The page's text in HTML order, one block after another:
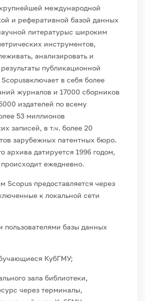
международной
и реферативной базой данных
литературыс широким
инструментов,
анализировать и
публикационной
в себя более
журналов и 17000 сборников
издателей по всему
53 миллионов
записей, в т.ч. более 20
зарубежных патентных бюро.
архива датируется 1996 годом,
ежедневно.
Scopus предоставляется через
к локальной сети
пользователями базы данных
КубГМУ;
зала библиотеки,
через терминалы,